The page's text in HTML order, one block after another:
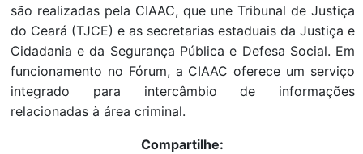
são realizadas pela CIAAC, que une Tribunal de Justiça
do Ceará (TJCE) e as secretarias estaduais da Justiça e
Cidadania e da Segurança Pública e Defesa Social. Em
funcionamento no Fórum, a CIAAC oferece um serviço
integrado para intercâmbio de informações
relacionadas à área criminal.
Compartilhe: